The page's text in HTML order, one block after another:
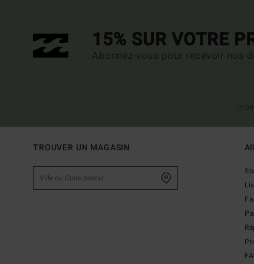
15% SUR VOTRE
Abonnez-vous pour recevoir nos
TROUVER UN MAGASIN